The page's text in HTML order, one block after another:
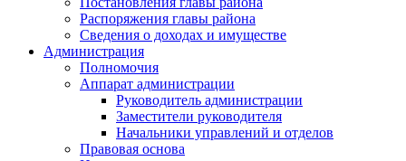
Распоряжения главы района
Сведения о доходах и имуществе
Администрация
Полномочия
Аппарат администрации
Руководитель администрации
Заместители руководителя
Начальники управлений и отделов
Правовая основа